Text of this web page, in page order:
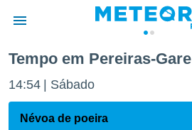
da
foi
Tempo em Pereiras-Gare
14:54 Sábado
Névoa de poeira